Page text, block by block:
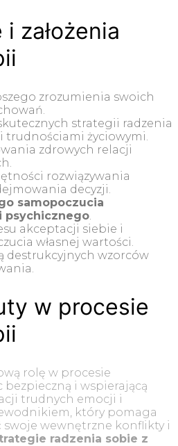
i założenia
zrozumienia swoich
strategii radzenia
trudnościami życiowymi.
zdrowych relacji
rozwiązywania
decyzji.
samopoczucia
psychicznego.
akceptacji siebie i
własnej wartości.
destrukcyjnych wzorców
w procesie
rolę w procesie
i wspierającą
trudnych emocji i
który pomaga
wewnętrzne konflikty i
radzenia sobie z